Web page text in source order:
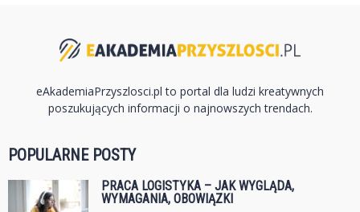
eAkademiaPrzyszlosci.pl to portal dla ludzi kreatywnych
poszukujących informacji o najnowszych trendach.
POPULARNE POSTY
PRACA LOGISTYKA – JAK WYGLĄDA,
WYMAGANIA, OBOWIĄZKI